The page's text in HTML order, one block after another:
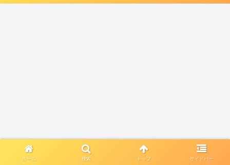
ホーム 検索 トップ サイドバー